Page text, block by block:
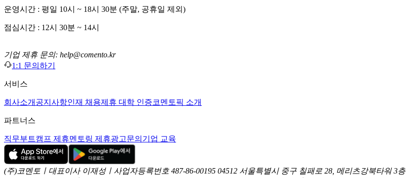
운영시간 : 평일 10시 ~ 18시 30분 (주말, 공휴일 제외)
점심시간 : 12시 30분 ~ 14시
기업 제휴 문의: help@comento.kr
1:1 문의하기
서비스
회사소개 공지사항인재 채용제휴 대학 인증코멘토픽 소개
파트너스
직무부트캠프 제휴멘토링 제휴광고문의 기업 교육
(주)코멘토ㅣ대표이사 이재성ㅣ사업자등록번호 487-86-00195 04512 서울특별시 중구 칠패로 28, 메리츠강북타워 3층